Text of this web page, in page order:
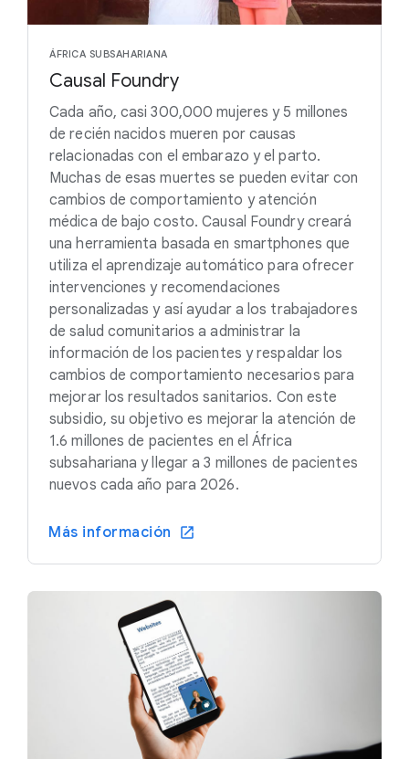
ÁFRICA SUBSAHARIANA
Causal Foundry
Cada año, casi 300,000 mujeres y 5 millones
de recién nacidos mueren por causas
relacionadas con el embarazo y el parto.
Muchas de esas muertes se pueden evitar con
cambios de comportamiento y atención
médica de bajo costo. Causal Foundry creará
una herramienta basada en smartphones que
utiliza el aprendizaje automático para ofrecer
intervenciones y recomendaciones
personalizadas y así ayudar a los trabajadores
de salud comunitarios a administrar la
información de los pacientes y respaldar los
cambios de comportamiento necesarios para
mejorar los resultados sanitarios. Con este
subsidio, su objetivo es mejorar la atención de
1.6 millones de pacientes en el África
subsahariana y llegar a 3 millones de pacientes
nuevos cada año para 2026.
Más información